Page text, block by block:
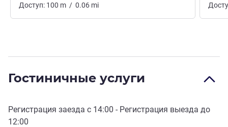
Доступ: 100 m / 0.06 mi
Гостиничные услуги
Регистрация заезда с 14:00 - Регистрация выезда до
12:00